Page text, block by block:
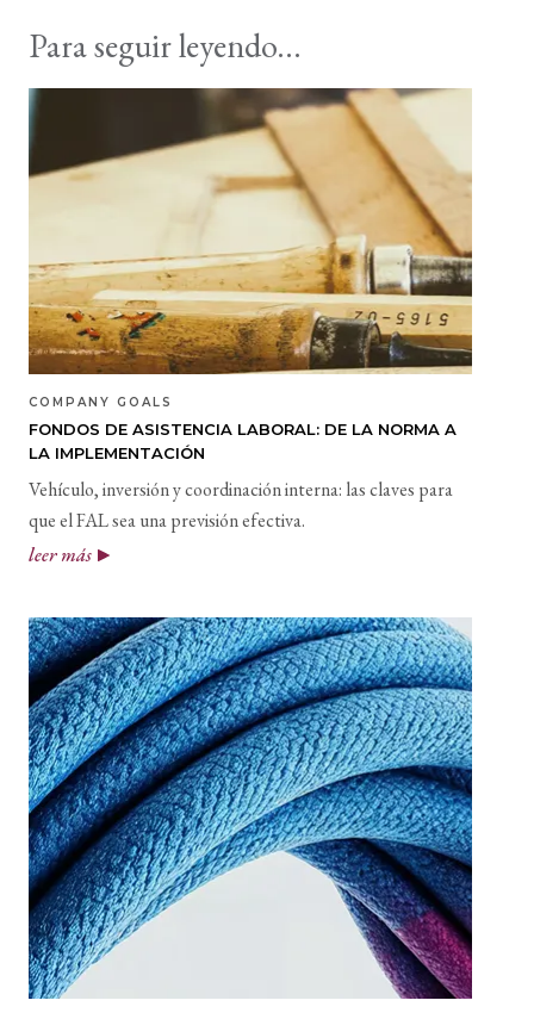
Para seguir leyendo...
COMPANY GOALS
FONDOS DE ASISTENCIA LABORAL: DE LA NORMA A
LA IMPLEMENTACIÓN
Vehículo, inversión y coordinación interna: las claves para
que el FAL sea una previsión efectiva.
leer más